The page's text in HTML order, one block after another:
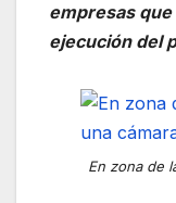
empresas
ejecución del
En zona de